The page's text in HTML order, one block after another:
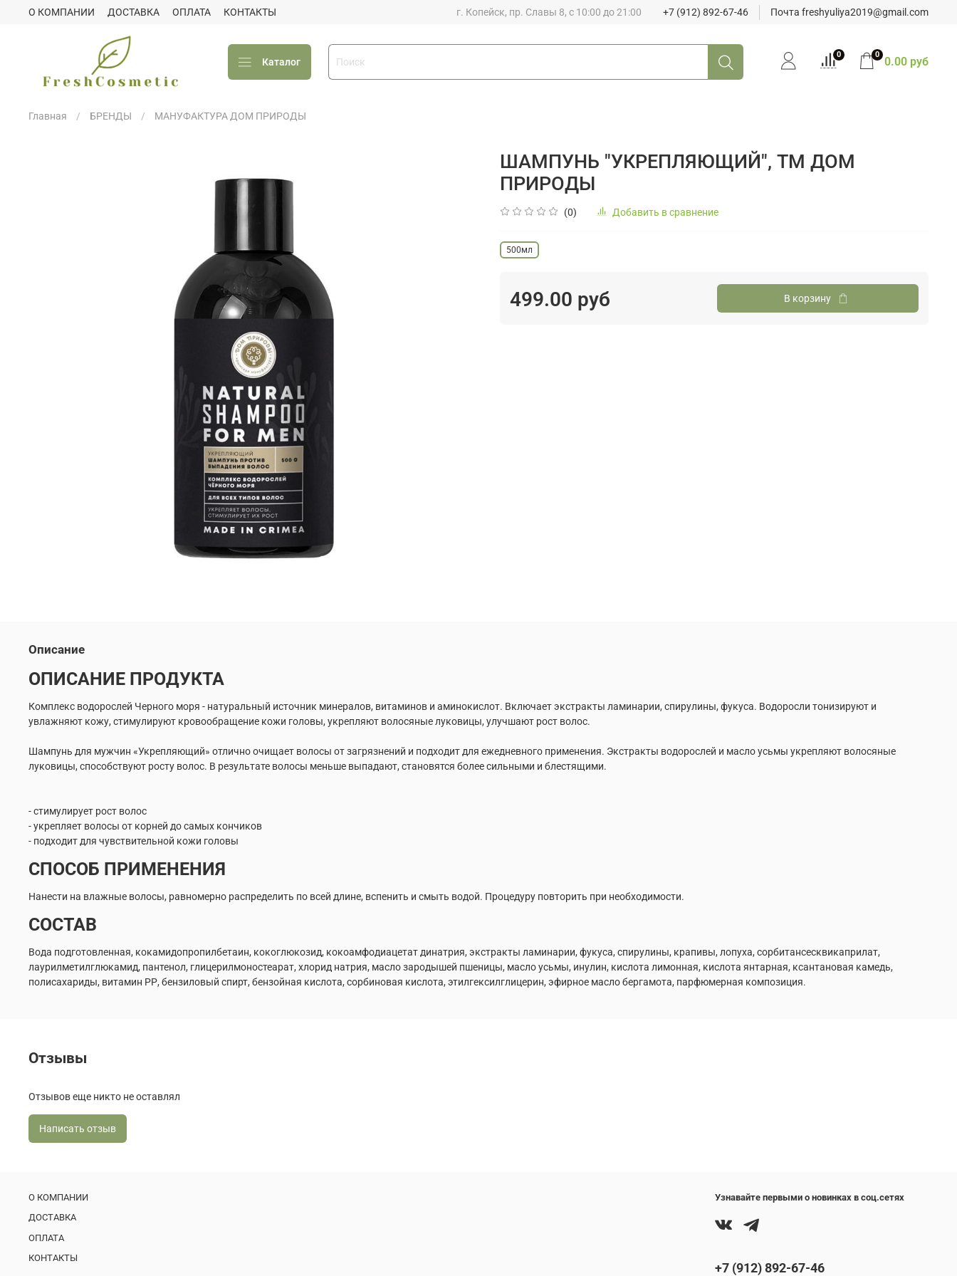
О КОМПАНИИ ДОСТАВКА ОПЛАТА КОНТАКТЫ г. Копейск, пр. Славы 8, с 10:00 до 21:00 +7 (912) 892-67-46 Почта freshyuliya2019@gmail.com
Каталог
0 0 0.00 руб
Главная БРЕНДЫ МАНУФАКТУРА ДОМ ПРИРОДЫ
ШАМПУНЬ "УКРЕПЛЯЮЩИЙ", ТМ ДОМ
ПРИРОДЫ
(0) Добавить в сравнение
500мл
499.00 руб В корзину
Описание
ОПИСАНИЕ ПРОДУКТА
Комплекс водорослей Черного моря - натуральный источник минералов, витаминов и аминокислот. Включает экстракты ламинарии, спирулины, фукуса. Водоросли тонизируют и
увлажняют кожу, стимулируют кровообращение кожи головы, укрепляют волосяные луковицы, улучшают рост волос.
Шампунь для мужчин «Укрепляющий» отлично очищает волосы от загрязнений и подходит для ежедневного применения. Экстракты водорослей и масло усьмы укрепляют волосяные
луковицы, способствуют росту волос. В результате волосы меньше выпадают, становятся более сильными и блестящими.
- стимулирует рост волос
- укрепляет волосы от корней до самых кончиков
- подходит для чувствительной кожи головы
СПОСОБ ПРИМЕНЕНИЯ
Нанести на влажные волосы, равномерно распределить по всей длине, вспенить и смыть водой. Процедуру повторить при необходимости.
СОСТАВ
Вода подготовленная, кокамидопропилбетаин, кокоглюкозид, кокоамфодиацетат динатрия, экстракты ламинарии, фукуса, спирулины, крапивы, лопуха, сорбитансесквикаприлат,
лаурилметилглюкамид, пантенол, глицерилмоностеарат, хлорид натрия, масло зародышей пшеницы, масло усьмы, инулин, кислота лимонная, кислота янтарная, ксантановая камедь,
полисахариды, витамин РР, бензиловый спирт, бензойная кислота, сорбиновая кислота, этилгексилглицерин, эфирное масло бергамота, парфюмерная композиция.
Отзывы
Отзывов еще никто не оставлял
Написать отзыв
О КОМПАНИИ
ДОСТАВКА
ОПЛАТА
КОНТАКТЫ
Узнавайте первыми о новинках в соц.сетях
+7 (912) 892-67-46